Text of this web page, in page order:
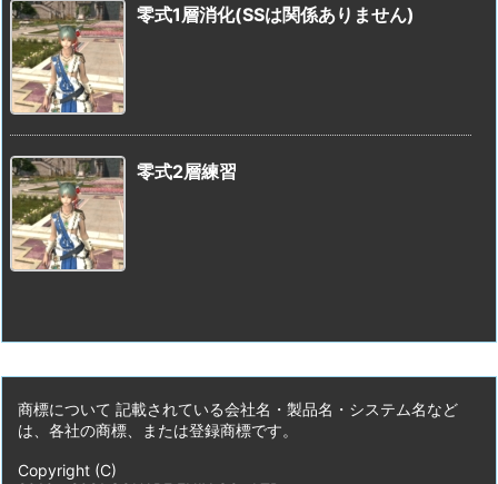
零式1層消化(SSは関係ありません)
零式2層練習
商標について 記載されている会社名・製品名・システム名など
は、各社の商標、または登録商標です。
Copyright (C)